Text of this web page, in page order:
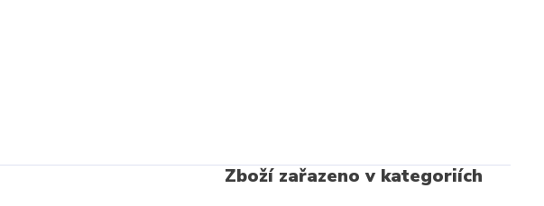
Zboží zařazeno v kategoriích